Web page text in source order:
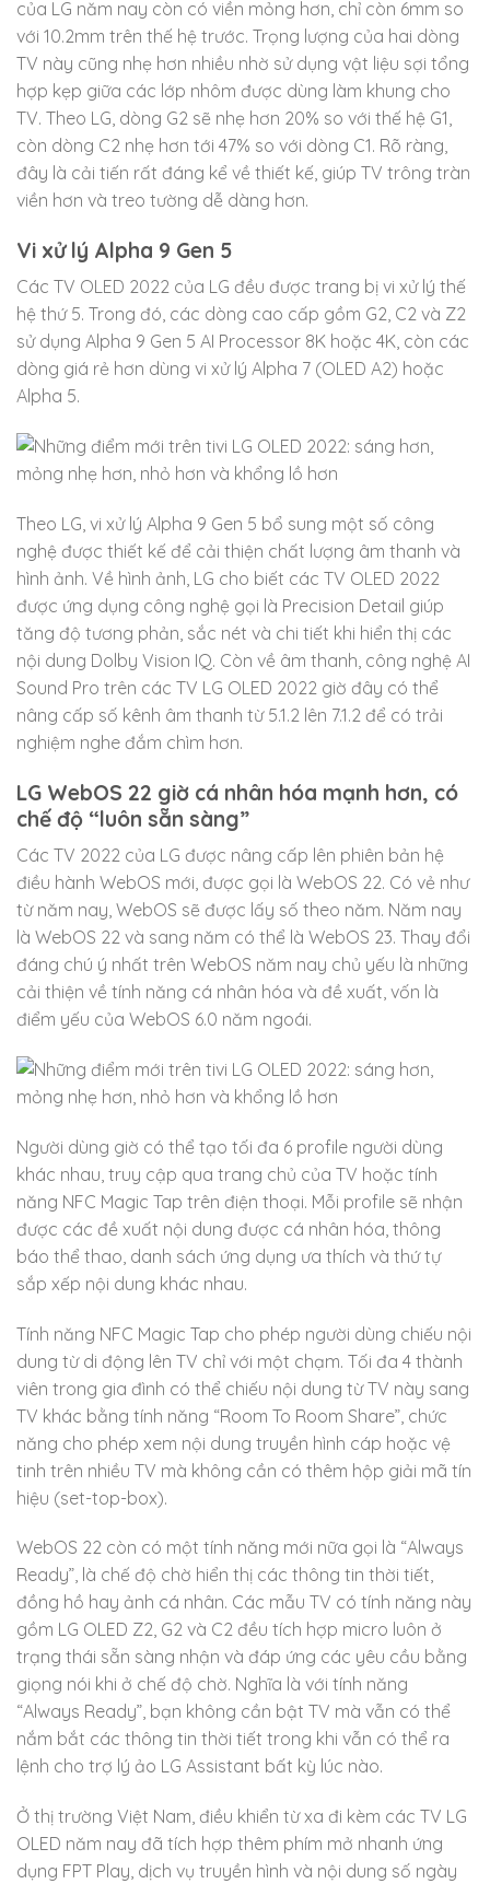
của LG năm nay còn có viền mỏng hơn, chỉ còn 6mm so
với 10.2mm trên thế hệ trước. Trọng lượng của hai dòng
TV này cũng nhẹ hơn nhiều nhờ sử dụng vật liệu sợi tổng
hợp kẹp giữa các lớp nhôm được dùng làm khung cho
TV. Theo LG, dòng G2 sẽ nhẹ hơn 20% so với thế hệ G1,
còn dòng C2 nhẹ hơn tới 47% so với dòng C1. Rõ ràng,
đây là cải tiến rất đáng kể về thiết kế, giúp TV trông tràn
viền hơn và treo tường dễ dàng hơn.
Vi xử lý Alpha 9 Gen 5
Các TV OLED 2022 của LG đều được trang bị vi xử lý thế
hệ thứ 5. Trong đó, các dòng cao cấp gồm G2, C2 và Z2
sử dụng Alpha 9 Gen 5 AI Processor 8K hoặc 4K, còn các
dòng giá rẻ hơn dùng vi xử lý Alpha 7 (OLED A2) hoặc
Alpha 5.
Theo LG, vi xử lý Alpha 9 Gen 5 bổ sung một số công
nghệ được thiết kế để cải thiện chất lượng âm thanh và
hình ảnh. Về hình ảnh, LG cho biết các TV OLED 2022
được ứng dụng công nghệ gọi là Precision Detail giúp
tăng độ tương phản, sắc nét và chi tiết khi hiển thị các
nội dung Dolby Vision IQ. Còn về âm thanh, công nghệ AI
Sound Pro trên các TV LG OLED 2022 giờ đây có thể
nâng cấp số kênh âm thanh từ 5.1.2 lên 7.1.2 để có trải
nghiệm nghe đắm chìm hơn.
LG WebOS 22 giờ cá nhân hóa mạnh hơn, có
chế độ “luôn sẵn sàng”
Các TV 2022 của LG được nâng cấp lên phiên bản hệ
điều hành WebOS mới, được gọi là WebOS 22. Có vẻ như
từ năm nay, WebOS sẽ được lấy số theo năm. Năm nay
là WebOS 22 và sang năm có thể là WebOS 23. Thay đổi
đáng chú ý nhất trên WebOS năm nay chủ yếu là những
cải thiện về tính năng cá nhân hóa và đề xuất, vốn là
điểm yếu của WebOS 6.0 năm ngoái.
Người dùng giờ có thể tạo tối đa 6 profile người dùng
khác nhau, truy cập qua trang chủ của TV hoặc tính
năng NFC Magic Tap trên điện thoại. Mỗi profile sẽ nhận
được các đề xuất nội dung được cá nhân hóa, thông
báo thể thao, danh sách ứng dụng ưa thích và thứ tự
sắp xếp nội dung khác nhau.
Tính năng NFC Magic Tap cho phép người dùng chiếu nội
dung từ di động lên TV chỉ với một chạm. Tối đa 4 thành
viên trong gia đình có thể chiếu nội dung từ TV này sang
TV khác bằng tính năng “Room To Room Share”, chức
năng cho phép xem nội dung truyền hình cáp hoặc vệ
tinh trên nhiều TV mà không cần có thêm hộp giải mã tín
hiệu (set-top-box).
WebOS 22 còn có một tính năng mới nữa gọi là “Always
Ready”, là chế độ chờ hiển thị các thông tin thời tiết,
đồng hồ hay ảnh cá nhân. Các mẫu TV có tính năng này
gồm LG OLED Z2, G2 và C2 đều tích hợp micro luôn ở
trạng thái sẵn sàng nhận và đáp ứng các yêu cầu bằng
giọng nói khi ở chế độ chờ. Nghĩa là với tính năng
“Always Ready”, bạn không cần bật TV mà vẫn có thể
nắm bắt các thông tin thời tiết trong khi vẫn có thể ra
lệnh cho trợ lý ảo LG Assistant bất kỳ lúc nào.
Ở thị trường Việt Nam, điều khiển từ xa đi kèm các TV LG
OLED năm nay đã tích hợp thêm phím mở nhanh ứng
dụng FPT Play, dịch vụ truyền hình và nội dung số ngày